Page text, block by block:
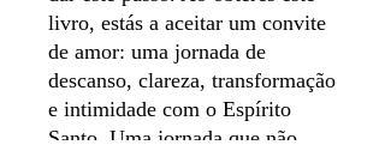
livro, estás a aceitar um convite
de amor: uma jornada de
descanso, clareza, transformação
e intimidade com o Espírito
Santo. Uma jornada que não